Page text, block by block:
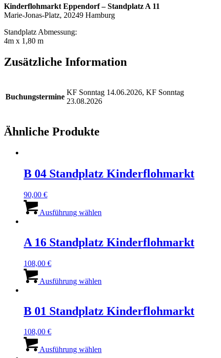
Kinderflohmarkt Eppendorf – Standplatz A 11
Marie-Jonas-Platz, 20249 Hamburg
Standplatz Abmessung:
4m x 1,80 m
Zusätzliche Information
Buchungstermine
KF Sonntag 14.06.2026, KF Sonntag
23.08.2026
Ähnliche Produkte
B 04 Standplatz Kinderflohmarkt
90,00 €
Ausführung wählen
Varianten
auf.
auf
gewählt
werden
A 16 Standplatz Kinderflohmarkt
108,00 €
Ausführung wählen
Varianten
auf.
auf
B 01 Standplatz Kinderflohmarkt
108,00 €
Ausführung wählen